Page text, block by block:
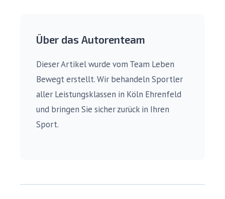
Über das Autorenteam
Dieser Artikel wurde vom Team Leben
Bewegt erstellt. Wir behandeln Sportler
aller Leistungsklassen in Köln Ehrenfeld
und bringen Sie sicher zurück in Ihren
Sport.